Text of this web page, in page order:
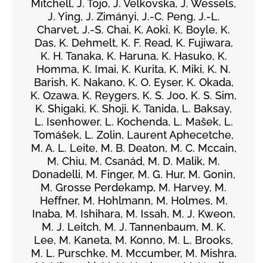
Mitchell, J. Tojo, J. Velkovska, J. Wessels,
J. Ying, J. Zimányi, J.-C. Peng, J.-L.
Charvet, J.-S. Chai, K. Aoki, K. Boyle, K.
Das, K. Dehmelt, K. F. Read, K. Fujiwara,
K. H. Tanaka, K. Haruna, K. Hasuko, K.
Homma, K. Imai, K. Kurita, K. Miki, K. N.
Barish, K. Nakano, K. O. Eyser, K. Okada,
K. Ozawa, K. Reygers, K. S. Joo, K. S. Sim,
K. Shigaki, K. Shoji, K. Tanida, L. Baksay,
L. Isenhower, L. Kochenda, L. Mašek, L.
Tomášek, L. Zolin, Laurent Aphecetche,
M. A. L. Leite, M. B. Deaton, M. C. Mccain,
M. Chiu, M. Csanád, M. D. Malik, M.
Donadelli, M. Finger, M. G. Hur, M. Gonin,
M. Grosse Perdekamp, M. Harvey, M.
Heffner, M. Hohlmann, M. Holmes, M.
Inaba, M. Ishihara, M. Issah, M. J. Kweon,
M. J. Leitch, M. J. Tannenbaum, M. K.
Lee, M. Kaneta, M. Konno, M. L. Brooks,
M. L. Purschke, M. Mccumber, M. Mishra,